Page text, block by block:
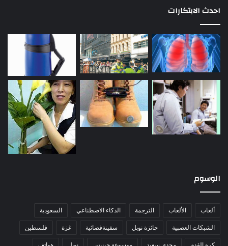
احدث الابتكارات
الوسوم
ألعاب الألعاب الترجمة الذكاء الاصطناعي السعودية
الشبكات العصبية جائزة نوبل سفينةفضائية غزة فلسطين